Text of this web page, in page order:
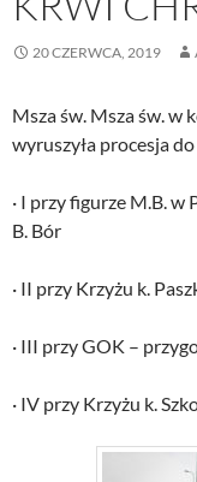
20 CZERWCA, 2019
Msza św. Msza św. w
wyruszyła procesja
· I przy figurze M.B.
B. Bór
· II przy Krzyżu k.
· III przy GOK –
· IV przy Krzyżu k.